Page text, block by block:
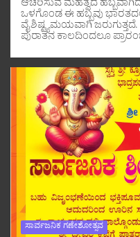
ಆಚರಿಸುವ ಮಹತ್ವದ ಹಬ್ಬವಾಗಿದೆ.
ಒಳಗೊಂಡ ಈ ಹಬ್ಬವು
ವೈಶಿಷ್ಟ್ಯಮಯವಾಗಿ
ಪುರಾತನ ಕಾಲದಿಂದಲೂ
ಸಾರ್ವಜನಿಕ ಗಣೇಶೋತ್ಸವ